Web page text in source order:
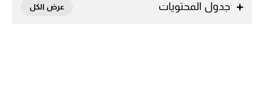
جدول المحتويات